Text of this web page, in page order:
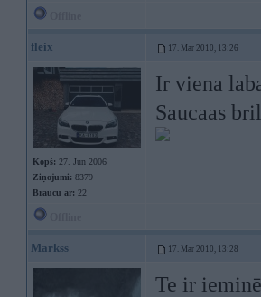
fleix 17. Mar 2010, 13:26
Kopš: 27. Jun 2006
Ziņojumi: 8379
Braucu ar: 22
Ir viena
Saucaas
Markss 17. Mar 2010, 13:28
Te ir